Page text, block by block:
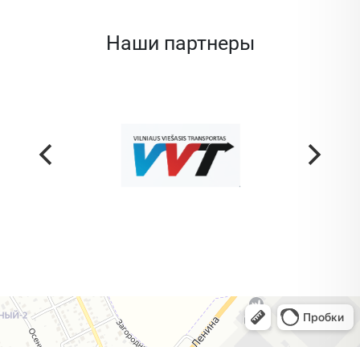
Наши партнеры
Жодино
Кузнечная улица, 20 — Яндекс Карты